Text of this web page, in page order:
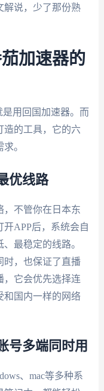
解说，少了那份熟
加速器的
用回国加速器。而
造的工具，它的六
。
优线路
，不管你在日本东
APP后，系统会自
最稳定的线路。
时，也保证了直播
，它会优先选择连
和国内一样的网络
号多端同时用
、mac等多种系